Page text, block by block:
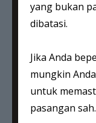
yang bukan
dibatasi.
Jika Anda
mungkin
untuk
pasangan sah.